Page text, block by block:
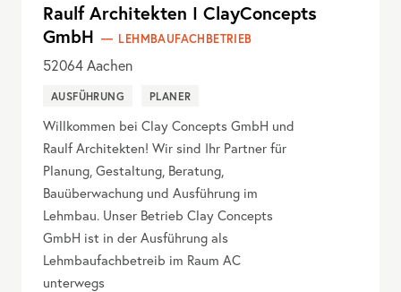
Raulf Architekten I ClayConcepts
GmbH
LEHMBAUFACHBETRIEB
52064Aachen
AUSFÜHRUNG PLANER
Willkommen bei Clay Concepts GmbH und
Raulf Architekten! Wir sind Ihr Partner für
Planung, Gestaltung, Beratung,
Bauüberwachung und Ausführung im
Lehmbau. Unser Betrieb Clay Concepts
GmbH ist in der Ausführung als
Lehmbaufachbetreib im Raum AC
unterwegs